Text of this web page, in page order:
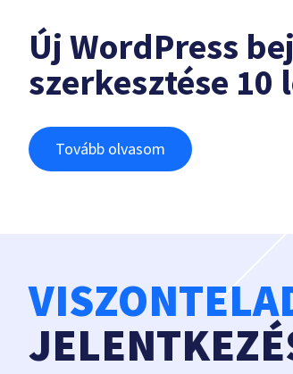
Új WordPress
szerkesztése 10
Tovább olvasom